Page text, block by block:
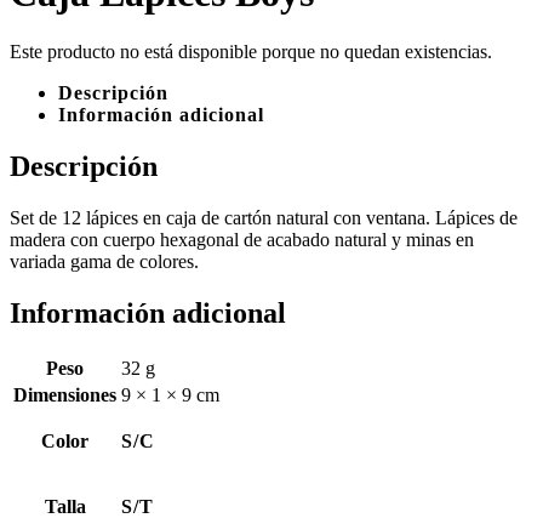
Este producto no está disponible porque no quedan existencias.
Descripción
Información adicional
Descripción
Set de 12 lápices en caja de cartón natural con ventana. Lápices de
madera con cuerpo hexagonal de acabado natural y minas en
variada gama de colores.
Información adicional
Peso
32 g
Dimensiones 9 × 1 × 9 cm
Color S/C
Talla S/T